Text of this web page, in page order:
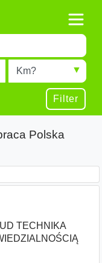
Radius
Filter
Polska
TECHNIKA